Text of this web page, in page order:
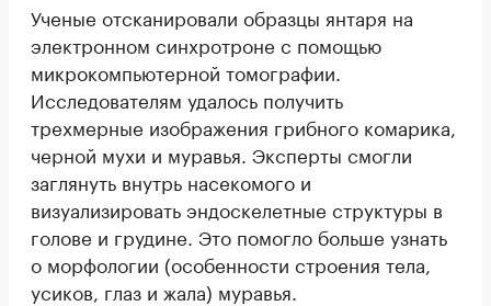
Ученые отсканировали образцы янтаря на
электронном синхротроне с помощью
микрокомпьютерной томографии.
Исследователям удалось получить
трехмерные изображения грибного комарика,
черной мухи и муравья. Эксперты смогли
заглянуть внутрь насекомого и
визуализировать эндоскелетные структуры в
голове и грудине. Это помогло больше узнать
о морфологии (особенности строения тела,
усиков, глаз и жала) муравья.